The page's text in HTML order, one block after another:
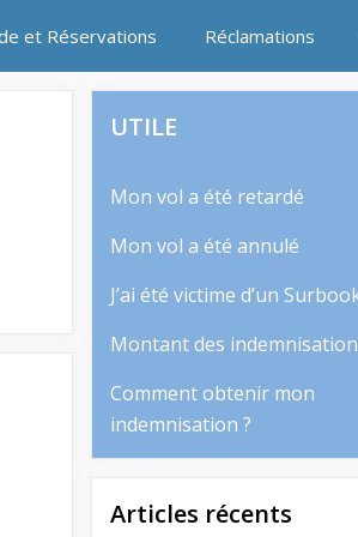
et Réservations Réclamations
UTILE
Mon vol a été retardé
Mon vol a été annulé
J’ai été victime d’un
Montant des
Comment obtenir mon
indemnisation ?
Articles récents